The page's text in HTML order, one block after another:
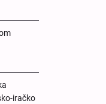
iračko